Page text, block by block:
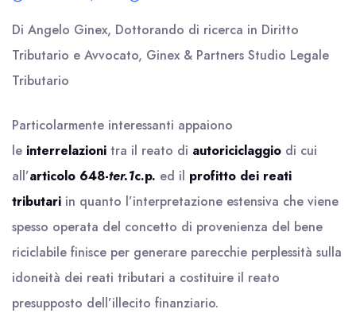
Di Angelo Ginex, Dottorando di ricerca in Diritto
Tributario e Avvocato, Ginex & Partners Studio Legale
Tributario
Particolarmente interessanti appaiono
le interrelazioni tra il reato di autoriciclaggio di cui
all’articolo 648-ter.1c.p. ed il profitto dei reati
tributari in quanto l’interpretazione estensiva che viene
spesso operata del concetto di provenienza del bene
riciclabile finisce per generare parecchie perplessità sulla
idoneità dei reati tributari a costituire il reato
presupposto dell’illecito finanziario.